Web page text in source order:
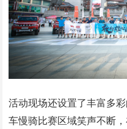
活动现场还设置了丰富多
车慢骑比赛区域笑声不断